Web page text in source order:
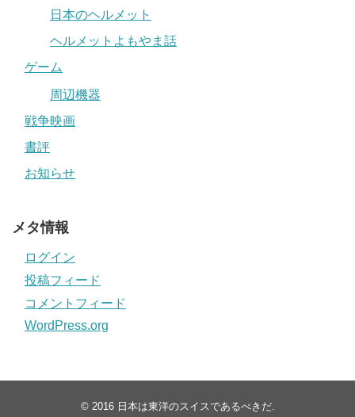
日本のヘルメット
ヘルメットよもやま話
ゲーム
周辺機器
戦争映画
書評
お知らせ
メタ情報
ログイン
投稿フィード
コメントフィード
WordPress.org
© 2016 日本は東洋のスイスであるべきだ.